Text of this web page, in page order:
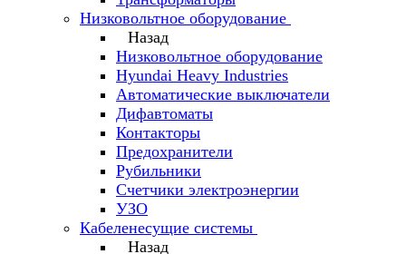
Низковольтное оборудование
Назад
Низковольтное оборудование
Hyundai Heavy Industries
Автоматические выключатели
Дифавтоматы
Контакторы
Предохранители
Рубильники
Счетчики электроэнергии
УЗО
Кабеленесущие системы
Назад